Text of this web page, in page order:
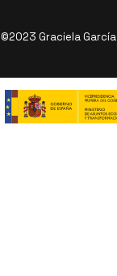
©2023 Graciela